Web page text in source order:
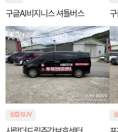
구글AI비지니스 셔틀버스
승합·SUV